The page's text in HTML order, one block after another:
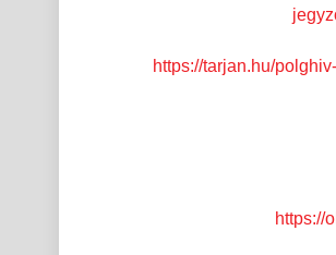
https://tarjan.hu/
általánosan:
Péntek:
https://